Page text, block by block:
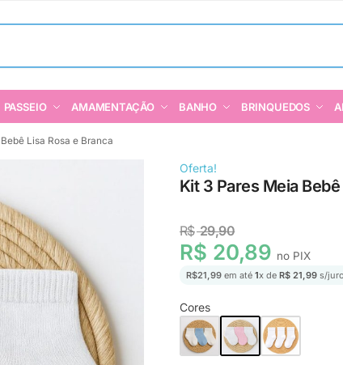
PASSEIO AMAMENTAÇÃO BANHO BRINQUEDOS
Lisa Rosa e Branca
Oferta!
Kit 3 Pares Meia
R$29,90
R$ 20,89 no PIX
R$21,99em até 1x de R$ 21,99s/
Cores